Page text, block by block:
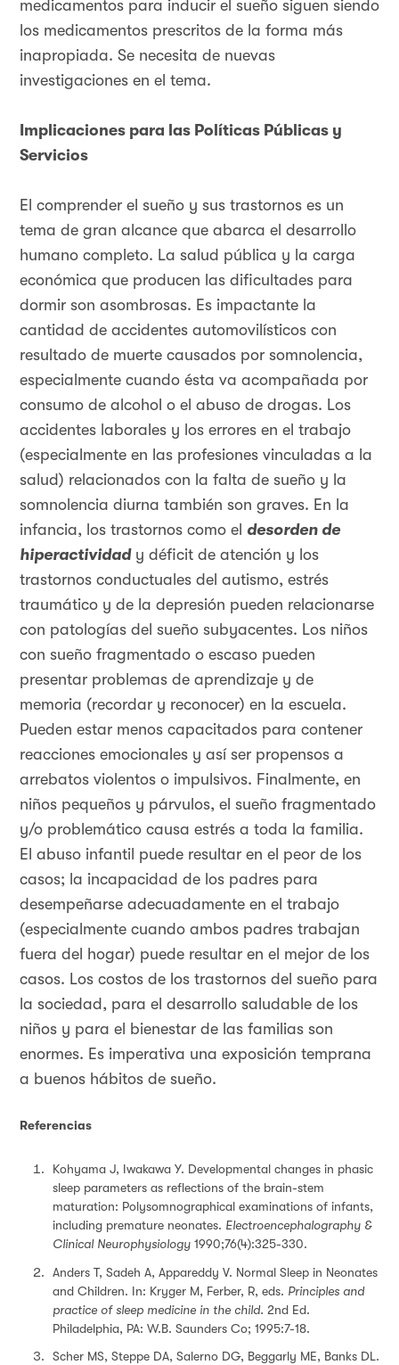
medicamentos para inducir el sueño siguen siendo
los medicamentos prescritos de la forma más
inapropiada. Se necesita de nuevas
investigaciones en el tema.
Implicaciones para las Políticas Públicas y
Servicios
El comprender el sueño y sus trastornos es un
tema de gran alcance que abarca el desarrollo
humano completo. La salud pública y la carga
económica que producen las dificultades para
dormir son asombrosas. Es impactante la
cantidad de accidentes automovilísticos con
resultado de muerte causados por somnolencia,
especialmente cuando ésta va acompañada por
consumo de alcohol o el abuso de drogas. Los
accidentes laborales y los errores en el trabajo
(especialmente en las profesiones vinculadas a la
salud) relacionados con la falta de sueño y la
somnolencia diurna también son graves. En la
infancia, los trastornos como el desorden de
hiperactividady déficit de atención y los
trastornos conductuales del autismo, estrés
traumático y de la depresión pueden relacionarse
con patologías del sueño subyacentes. Los niños
con sueño fragmentado o escaso pueden
presentar problemas de aprendizaje y de
memoria (recordar y reconocer) en la escuela.
Pueden estar menos capacitados para contener
reacciones emocionales y así ser propensos a
arrebatos violentos o impulsivos. Finalmente, en
niños pequeños y párvulos, el sueño fragmentado
y/o problemático causa estrés a toda la familia.
El abuso infantil puede resultar en el peor de los
casos; la incapacidad de los padres para
desempeñarse adecuadamente en el trabajo
(especialmente cuando ambos padres trabajan
fuera del hogar) puede resultar en el mejor de los
casos. Los costos de los trastornos del sueño para
la sociedad, para el desarrollo saludable de los
niños y para el bienestar de las familias son
enormes. Es imperativa una exposición temprana
a buenos hábitos de sueño.
Referencias
Kohyama J, Iwakawa Y. Developmental changes in phasic
sleep parameters as reflections of the brain-stem
maturation: Polysomnographical examinations of infants,
including premature neonates. Electroencephalography &
Clinical Neurophysiology 1990;76(4):325-330.
Anders T, Sadeh A, Appareddy V. Normal Sleep in Neonates
and Children. In: Kryger M, Ferber, R, eds. Principles and
practice of sleep medicine in the child. 2nd Ed.
Philadelphia, PA: W.B. Saunders Co; 1995:7-18.
Scher MS, Steppe DA, Salerno DG, Beggarly ME, Banks DL.